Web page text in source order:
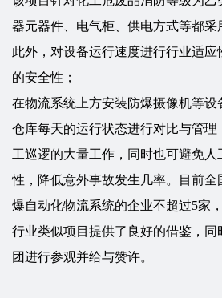
器元器件、电气柜、供电方式等都采
此外，对设备运行速度进行行业适
的安全性；
在物流系统上方安装防爆摄像机等
仓库每天的运行状态进行对比与管理
工巡逻的大量工作，同时也可避免人
性，降低意外事故发生几率。目前
爆自动化物流系统的企业不超过5家
行业类似项目提供了良好的借鉴，同
团进行参观并给与赞许。